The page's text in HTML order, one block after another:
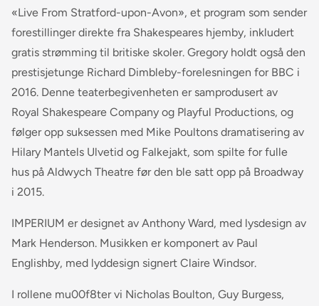
«Live From Stratford-upon-Avon», et program som sender
forestillinger direkte fra Shakespeares hjemby, inkludert
gratis strømming til britiske skoler. Gregory holdt også den
prestisjetunge Richard Dimbleby-forelesningen for BBC i
2016. Denne teaterbegivenheten er samprodusert av
Royal Shakespeare Company og Playful Productions, og
følger opp suksessen med Mike Poultons dramatisering av
Hilary Mantels Ulvetid og Falkejakt, som spilte for fulle
hus på Aldwych Theatre før den ble satt opp på Broadway
i 2015.
IMPERIUM er designet av Anthony Ward, med lysdesign av
Mark Henderson. Musikken er komponert av Paul
Englishby, med lyddesign signert Claire Windsor.
I rollene mu00f8ter vi Nicholas Boulton, Guy Burgess,